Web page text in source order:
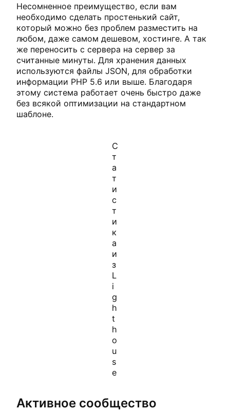
Несомненное преимущество, если вам
необходимо сделать простенький сайт,
который можно без проблем разместить на
любом, даже самом дешевом, хостинге. А так
же переносить с сервера на сервер за
считанные минуты. Для хранения данных
используются файлы JSON, для обработки
информации PHP 5.6 или выше. Благодаря
этому система работает очень быстро даже
без всякой оптимизации на стандартном
шаблоне.
С
т
а
т
и
с
т
и
к
а
и
з
L
i
g
h
t
h
o
u
s
e
Активное сообщество